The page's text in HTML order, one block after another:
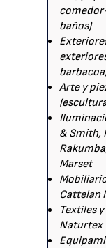
baños)
Arte y
& Smith,
Marset
Cattelan
Textiles
Naturtex